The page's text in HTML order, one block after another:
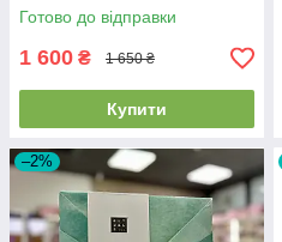
Готово до відправки
1 600 ₴ 1 650 ₴
Купити
–2%